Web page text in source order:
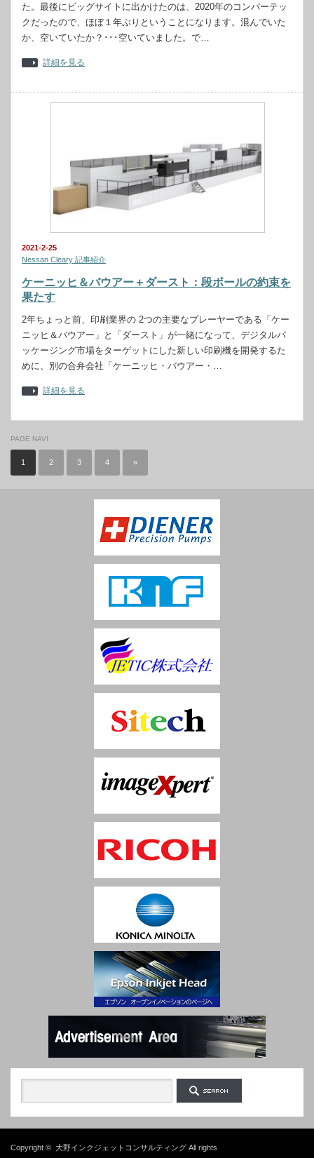
た。最後にビッグサイトに出かけたのは、2020年のコンバーテッ
クだったので、ほぼ１年ぶりということになります。混んでいた
か、空いていたか？･･･空いていました。で…
詳細を見る
2021-2-25
Nessan Cleary 記事紹介
ケーニッヒ＆バウアー＋ダースト：段ボールの約束を
果たす
2年ちょっと前、印刷業界の 2つの主要なプレーヤーである「ケー
ニッヒ＆バウアー」と「ダースト」が一緒になって、デジタルパ
ッケージング市場をターゲットにした新しい印刷機を開発するた
めに、別の合弁会社「ケーニッヒ・バウアー・…
詳細を見る
PAGE NAVI
1 2 3 4 »
Copyright © 大野インクジェットコンサルティング All rights